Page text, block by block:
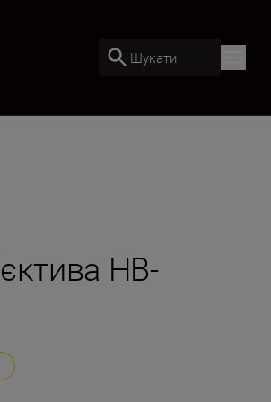
Шукати
HB-